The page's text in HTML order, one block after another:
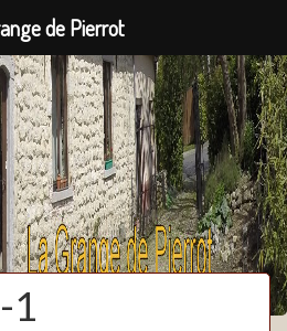
de Pierrot
1
de Pierrot